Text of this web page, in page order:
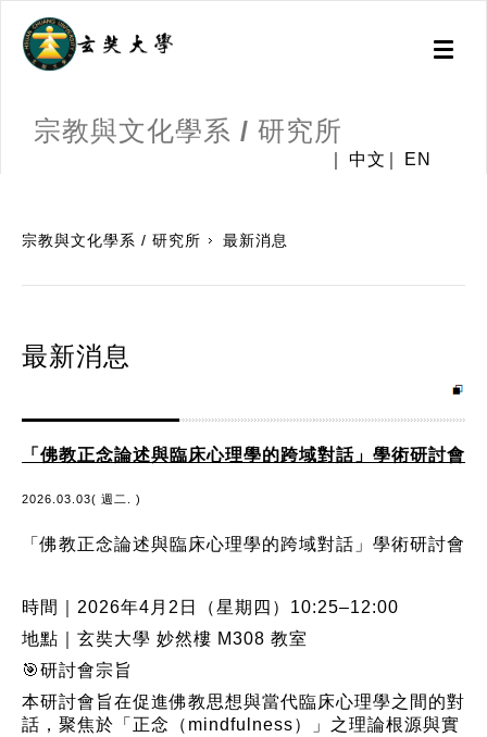
Toggle
宗教與文化學系 / 研究所
中文 EN
宗教與文化學系 / 研究所 最新消息
最新消息
「佛教正念論述與臨床心理學的跨域對話」學術研討會
2026.03.03( 週二. )
「佛教正念論述與臨床心理學的跨域對話」學術研討會
時間｜2026年4月2日（星期四）10:25–12:00
地點｜玄奘大學 妙然樓 M308 教室
🎯研討會宗旨
本研討會旨在促進佛教思想與當代臨床心理學之間的對
話，聚焦於「正念（mindfulness）」之理論根源與實